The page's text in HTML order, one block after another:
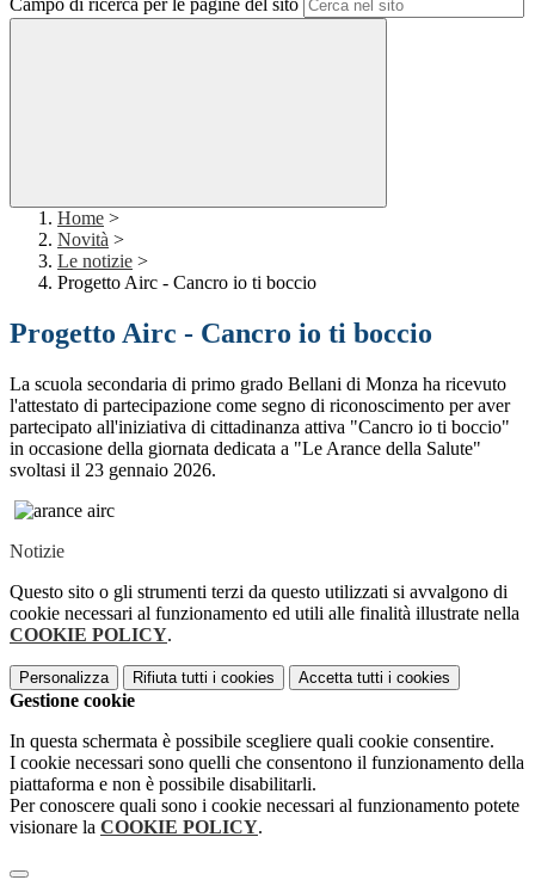
Campo di ricerca per le pagine del sito
Home >
Novità >
Le notizie >
Progetto Airc - Cancro io ti boccio
Progetto Airc - Cancro io ti boccio
La scuola secondaria di primo grado Bellani di Monza ha ricevuto
l'attestato di partecipazione come segno di riconoscimento per aver
partecipato all'iniziativa di cittadinanza attiva "Cancro io ti boccio"
in occasione della giornata dedicata a "Le Arance della Salute"
svoltasi il 23 gennaio 2026.
Notizie
Questo sito o gli strumenti terzi da questo utilizzati si avvalgono di
cookie necessari al funzionamento ed utili alle finalità illustrate nella
COOKIE POLICY.
Personalizza Rifiuta tutti i cookies Accetta tutti i cookies
Gestione cookie
In questa schermata è possibile scegliere quali cookie consentire.
I cookie necessari sono quelli che consentono il funzionamento della
piattaforma e non è possibile disabilitarli.
Per conoscere quali sono i cookie necessari al funzionamento potete
visionare la COOKIE POLICY.